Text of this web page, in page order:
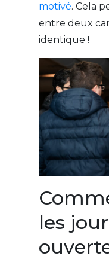
motivé. Cela
entre deux
identique !
les